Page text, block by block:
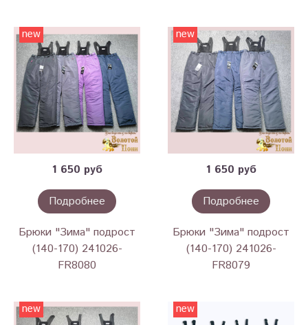
new
1 650 руб
Подробнее
Брюки "Зима" подрост
(140-170) 241026-
FR8080
new
1 650 руб
Подробнее
Брюки "Зима" подрост
(140-170) 241026-
FR8079
new new